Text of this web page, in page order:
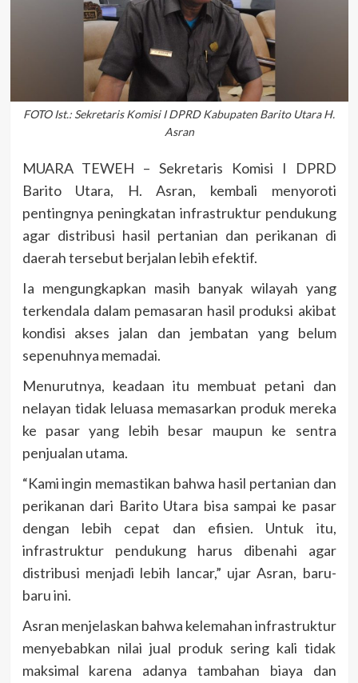
FOTO Ist.: Sekretaris Komisi I DPRD Kabupaten Barito Utara H.
Asran
MUARA TEWEH – Sekretaris Komisi I DPRD
Barito Utara, H. Asran, kembali menyoroti
pentingnya peningkatan infrastruktur pendukung
agar distribusi hasil pertanian dan perikanan di
daerah tersebut berjalan lebih efektif.
Ia mengungkapkan masih banyak wilayah yang
terkendala dalam pemasaran hasil produksi akibat
kondisi akses jalan dan jembatan yang belum
sepenuhnya memadai.
Menurutnya, keadaan itu membuat petani dan
nelayan tidak leluasa memasarkan produk mereka
ke pasar yang lebih besar maupun ke sentra
penjualan utama.
“Kami ingin memastikan bahwa hasil pertanian dan
perikanan dari Barito Utara bisa sampai ke pasar
dengan lebih cepat dan efisien. Untuk itu,
infrastruktur pendukung harus dibenahi agar
distribusi menjadi lebih lancar,” ujar Asran, baru-
baru ini.
Asran menjelaskan bahwa kelemahan infrastruktur
menyebabkan nilai jual produk sering kali tidak
maksimal karena adanya tambahan biaya dan